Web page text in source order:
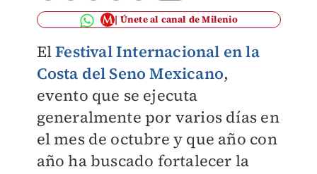
Únete al canal de Milenio
ElFestival Internacional en la
Costa del Seno Mexicano,
evento que se ejecuta
generalmente por varios días en
el mes de octubre y que año con
año habuscado fortalecer la